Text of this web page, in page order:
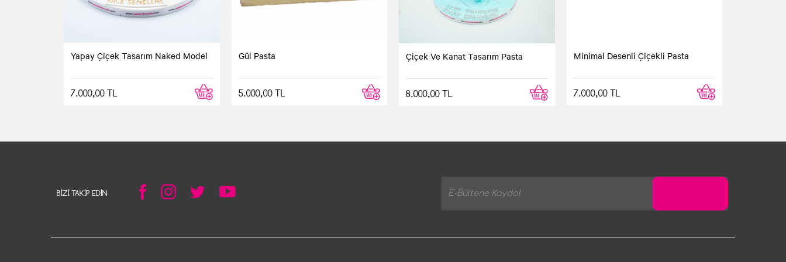
Yapay Çiçek Tasarım Naked Model
7.000,00 TL
Gül Pasta
5.000,00 TL
Çiçek Ve Kanat Tasarım Pasta
8.000,00 TL
Minimal Desenli Çiçekli Pasta
7.000,00 TL
BIZI TAKIP EDIN